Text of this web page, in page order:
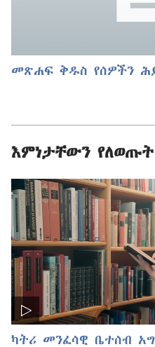
መጽሐፍ ቅዱስ የሰዎችን
እምነታቸውን
ካትሪ መንፈሳዊ ቤተሰብ